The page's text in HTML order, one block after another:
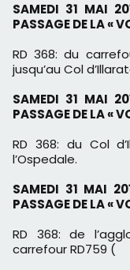
SAMEDI 31 MAI
PASSAGE DELA «
RD 368: du
jusqu’au Col
SAMEDI 31 MAI
PASSAGE DELA «
RD 368: du Col
l’Ospedale.
SAMEDI 31 MAI
PASSAGE DELA «
RD 368: de
carrefour RD759 (